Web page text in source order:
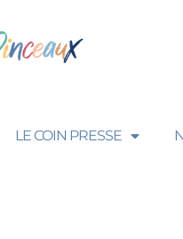
LE COIN PRESSE